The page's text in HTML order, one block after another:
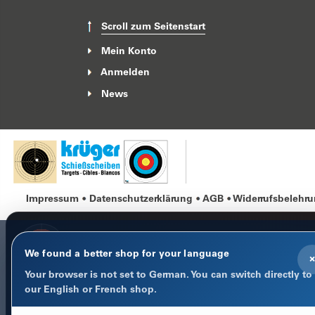
Scroll zum Seitenstart
Mein Konto
Anmelden
News
Impressum Datenschutzerklärung AGB
×
We found a better shop for your language
Your browser is not set to German. You can switch directly to
our English or French shop.
COOKIE-HINWEIS
Datenschutz im Fokus